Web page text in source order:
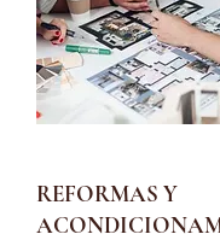
REFORMAS Y